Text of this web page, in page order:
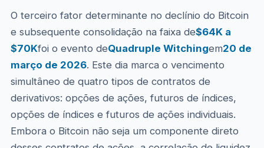
O terceiro fator determinante no declínio do Bitcoin
e subsequente consolidação na faixa de$64K a
$70Kfoi o evento deQuadruple Witchingem20 de
março de 2026. Este dia marca o vencimento
simultâneo de quatro tipos de contratos de
derivativos: opções de ações, futuros de índices,
opções de índices e futuros de ações individuais.
Embora o Bitcoin não seja um componente direto